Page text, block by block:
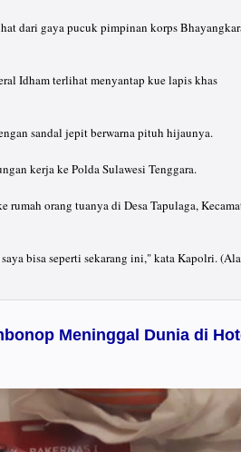
dari gaya pucuk pimpinan korps
Idham terlihat menyantap kue lapis khas
sandal jepit berwarna pituh hijaunya.
kerja ke Polda Sulawesi Tenggara.
orang tuanya di Desa Tapulaga,
bisa seperti sekarang ini," kata Kapolri.
Meninggal Dunia di